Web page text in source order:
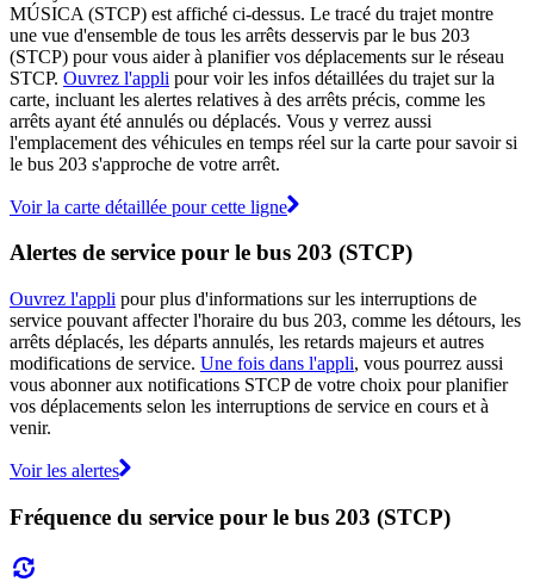
MÚSICA (STCP) est affiché ci-dessus. Le tracé du trajet montre
une vue d'ensemble de tous les arrêts desservis par le bus 203
(STCP) pour vous aider à planifier vos déplacements sur le réseau
STCP. Ouvrez l'appli pour voir les infos détaillées du trajet sur la
carte, incluant les alertes relatives à des arrêts précis, comme les
arrêts ayant été annulés ou déplacés. Vous y verrez aussi
l'emplacement des véhicules en temps réel sur la carte pour savoir si
le bus 203 s'approche de votre arrêt.
Voir la carte détaillée pour cette ligne
Alertes de service pour le bus 203 (STCP)
Ouvrez l'appli pour plus d'informations sur les interruptions de
service pouvant affecter l'horaire du bus 203, comme les détours, les
arrêts déplacés, les départs annulés, les retards majeurs et autres
modifications de service. Une fois dans l'appli, vous pourrez aussi
vous abonner aux notifications STCP de votre choix pour planifier
vos déplacements selon les interruptions de service en cours et à
venir.
Voir les alertes
Fréquence du service pour le bus 203 (STCP)